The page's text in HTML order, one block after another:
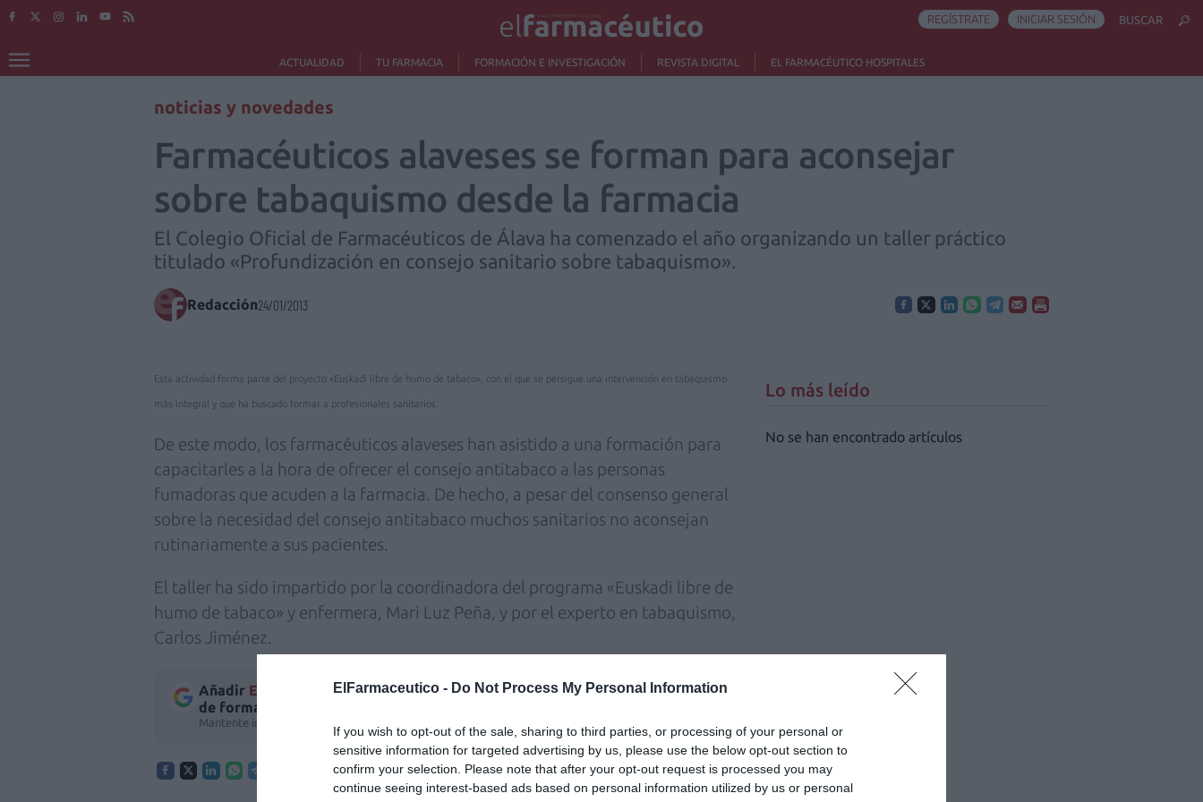
ElFarmaceutico - Do Not Process My Personal Information
If you wish to opt-out of the sale, sharing to third parties, or processing of your personal or
sensitive information for targeted advertising by us, please use the below opt-out section to
confirm your selection. Please note that after your opt-out request is processed you may
continue seeing interest-based ads based on personal information utilized by us or personal
ACTUALIDAD TU FARMACIA FORMACIÓN E INVESTIGACIÓN REVISTA DIGITAL EL FARMACÉUTICO HOSPITALES
REGÍSTRATE INICIAR SESIÓN BUSCAR
noticias y novedades
Farmacéuticos alaveses se forman para aconsejar
sobre tabaquismo desde la farmacia
El Colegio Oficial de Farmacéuticos de Álava ha comenzado el año organizando un taller práctico
titulado «Profundización en consejo sanitario sobre tabaquismo».
Redacción24/01/2013
Esta actividad forma parte del proyecto «Euskadi libre de humo de tabaco», con el que se persigue una intervención en tabaquismo
más integral y que ha buscado formar a profesionales sanitarios.
De este modo, los farmacéuticos alaveses han asistido a una formación para
capacitarles a la hora de ofrecer el consejo antitabaco a las personas
fumadoras que acuden a la farmacia. De hecho, a pesar del consenso general
sobre la necesidad del consejo antitabaco muchos sanitarios no aconsejan
rutinariamente a sus pacientes.
El taller ha sido impartido por la coordinadora del programa «Euskadi libre de
humo de tabaco» y enfermera, Mari Luz Peña, y por el experto en tabaquismo,
Carlos Jiménez.
Añadir El Farmacéuticocomo fuente preferida de Google
de forma gratuita
Mantente informado con las últimas noticias de actualidad.
Lo más leído
No se han encontrado artículos